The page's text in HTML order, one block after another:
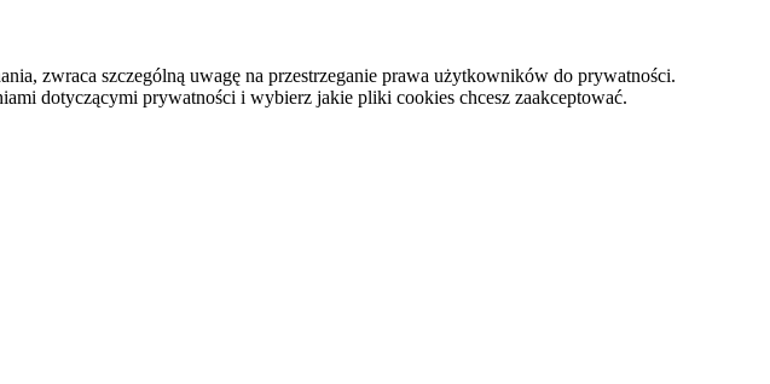
zwraca szczególną uwagę na przestrzeganie prawa użytkowników do prywatności.
dotyczącymi prywatności i wybierz jakie pliki cookies chcesz zaakceptować.